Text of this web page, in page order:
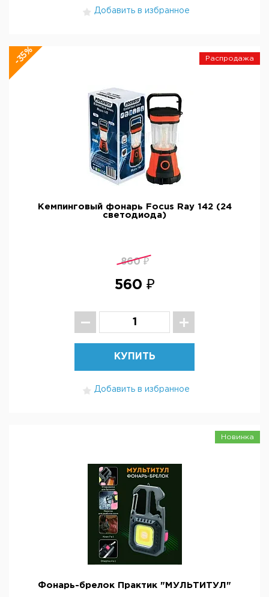
Добавить в избранное
Распродажа
-35%
Кемпинговый фонарь Focus Ray 142 (24
светодиода)
860 ₽
560 ₽
КУПИТЬ
Добавить в избранное
Новинка
Фонарь-брелок Практик "МУЛЬТИТУЛ"